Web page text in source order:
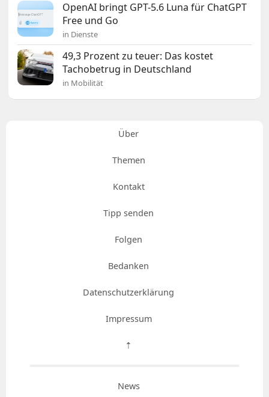
OpenAI bringt GPT-5.6 Luna für ChatGPT
Free und Go
in Dienste
49,3 Prozent zu teuer: Das kostet
Tachobetrug in Deutschland
in Mobilität
Über
Themen
Kontakt
Tipp senden
Folgen
Bedanken
Datenschutzerklärung
Impressum
⇡
News